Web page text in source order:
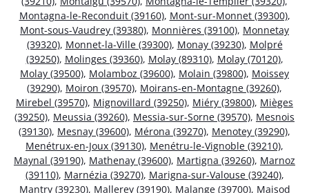
Montagna-le-Reconduit (39160), Mont-sur-Monnet (39300),
Mont-sous-Vaudrey (39380), Monnières (39100), Monnetay
(39320), Monnet-la-Ville (39300), Monay (39230), Molpré
(39250), Molinges (39360), Molay (89310), Molay (70120),
Molay (39500), Molamboz (39600), Molain (39800), Moissey
(39290), Moiron (39570), Moirans-en-Montagne (39260),
Mirebel (39570), Mignovillard (39250), Miéry (39800), Mièges
(39250), Meussia (39260), Messia-sur-Sorne (39570), Mesnois
(39130), Mesnay (39600), Mérona (39270), Menotey (39290),
Menétrux-en-Joux (39130), Menétru-le-Vignoble (39210),
Maynal (39190), Mathenay (39600), Martigna (39260), Marnoz
(39110), Marnézia (39270), Marigna-sur-Valouse (39240),
Mantry (39230), Mallerey (39190), Malange (39700), Maisod